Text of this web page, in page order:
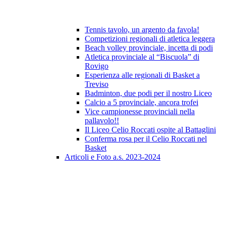
Tennis tavolo, un argento da favola!
Competizioni regionali di atletica leggera
Beach volley provinciale, incetta di podi
Atletica provinciale al “Biscuola” di
Rovigo
Esperienza alle regionali di Basket a
Treviso
Badminton, due podi per il nostro Liceo
Calcio a 5 provinciale, ancora trofei
Vice campionesse provinciali nella
pallavolo!!
Il Liceo Celio Roccati ospite al Battaglini
Conferma rosa per il Celio Roccati nel
Basket
Articoli e Foto a.s. 2023-2024